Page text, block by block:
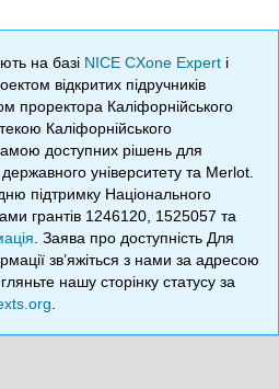
на базі NICE CXone Expert і
відкритих підручників
проректора Каліфорнійського
Каліфорнійського
доступних рішень для
університету та Merlot.
підтримку Національного
грантів 1246120, 1525057 та
. Заява про доступність Для
зв’яжіться з нами за адресою
нашу сторінку статусу за